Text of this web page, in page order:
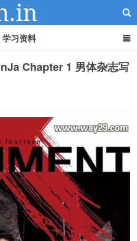
学习资料
Chapter 1 男体杂志写